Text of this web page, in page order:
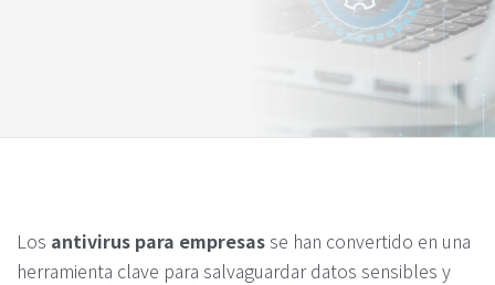
Los antivirus para empresasse han convertido en una
herramienta clave para salvaguardar datos sensibles y